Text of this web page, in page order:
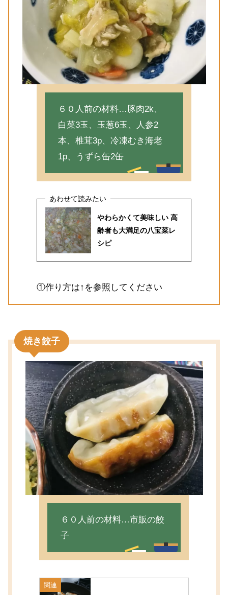
６０人前の材料…豚肉2k、
白菜3玉、玉葱6玉、人参2
本、椎茸3p、冷凍むき海老
1p、うずら缶2缶
やわらかくて美味しい 高
齢者も大満足の八宝菜レ
シピ
①作り方は↑を参照してください
焼き餃子
６０人前の材料…市販の餃
子
関連